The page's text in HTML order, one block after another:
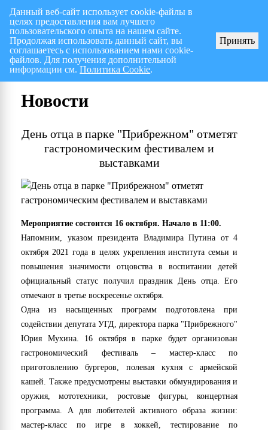
Перспективный план работ на I полугодие 2026 г.
Новости
День отца в парке "Прибрежном" отметят
гастрономическим фестивалем и
выставками
Мероприятие состоится 16 октября. Начало в 11:00.
Напомним, указом президента Владимира Путина от 4
октября 2021 года в целях укрепления института семьи и
повышения значимости отцовства в воспитании детей
официальный статус получил праздник День отца. Его
отмечают в третье воскресенье октября.
Одна из насыщенных программ подготовлена при
содействии депутата УГД, директора парка "Прибрежного"
Юрия Мухина. 16 октября в парке будет организован
гастрономический фестиваль – мастер-класс по
приготовлению бургеров, полевая кухня с армейской
кашей. Также предусмотрены выставки обмундирования и
оружия, мототехники, ростовые фигуры, концертная
программа. А для любителей активного образа жизни:
мастер-класс по игре в хоккей, тестирование по
Данный веб-сайт использует cookie-файлы в
целях предоставления вам лучшего
пользовательского опыта на нашем сайте.
Продолжая использовать данный сайт, вы
соглашаетесь с использованием нами cookie-
файлов. Для получения дополнительной
информации см.Политика Cookie.
Принять